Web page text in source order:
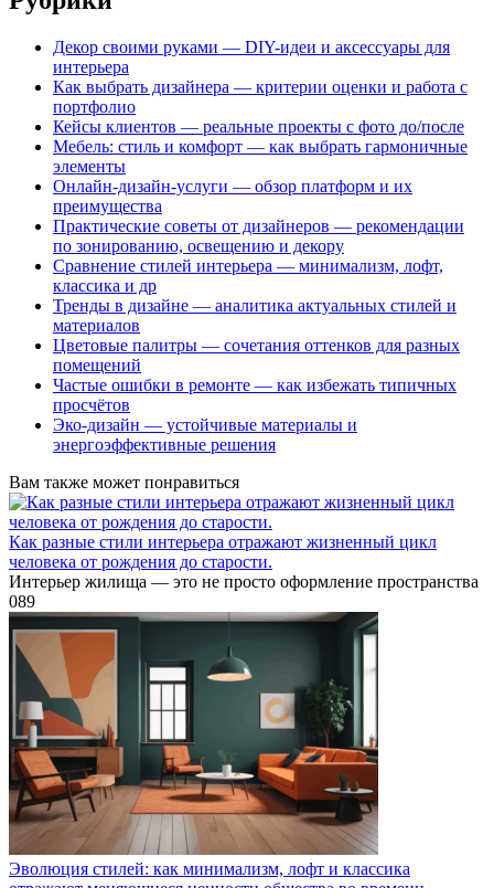
Декор своими руками — DIY-идеи и аксессуары для
интерьера
Как выбрать дизайнера — критерии оценки и работа с
портфолио
Кейсы клиентов — реальные проекты с фото до/после
Мебель: стиль и комфорт — как выбрать гармоничные
элементы
Онлайн-дизайн-услуги — обзор платформ и их
преимущества
Практические советы от дизайнеров — рекомендации
по зонированию, освещению и декору
Сравнение стилей интерьера — минимализм, лофт,
классика и др
Тренды в дизайне — аналитика актуальных стилей и
материалов
Цветовые палитры — сочетания оттенков для разных
помещений
Частые ошибки в ремонте — как избежать типичных
просчётов
Эко-дизайн — устойчивые материалы и
энергоэффективные решения
Вам также может понравиться
Как разные стили интерьера отражают жизненный цикл
человека от рождения до старости.
Интерьер жилища — это не просто оформление пространства
089
Эволюция стилей: как минимализм, лофт и классика